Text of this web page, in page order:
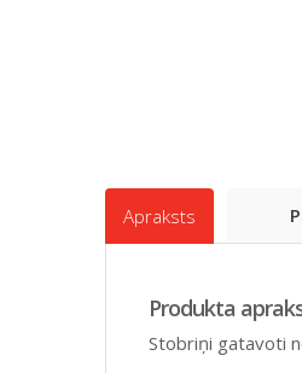
Apraksts
Produkta
Stobriņi gatavoti